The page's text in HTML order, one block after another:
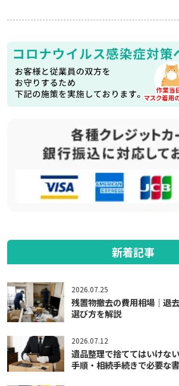
新着記事
2026.07.25
残置物撤去の費用相場｜退
選び方を解説
2026.07.12
遺品整理で捨ててはいけな
手順・相続手続きで必要な